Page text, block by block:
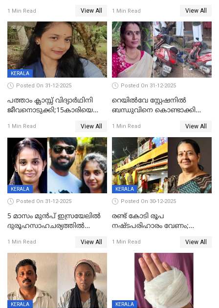
സംഭവം കൈതപ്പൊയിലില്‍
1 Min Read View All 1 Min Read View All
KERALA
Posted On 31-12-2025
പത്താം ക്ലാസ്സ് വിദ്യാര്‍ഥിനി
ജീവനൊടുക്കി;15കാരിയെ
കിടപ്പുമുറിയില്‍ തൂങ്ങി മരിച്ച
നിലയിൽ
1 Min Read View All
Posted On 31-12-2025
റെയിൽവേ സ്റ്റേഷനിൽ
ബന്ധുവിനെ കൊണ്ടാക്കി
ലോറി സ്കൂട്ടറിൽ ഇടിച്ചു :
യുവതിക്ക് ദാരുണാന്ത്യം
1 Min Read View All
KERALA
Posted On 31-12-2025
5 മാസം മുൻപ് ഇസ്രയേലിൽ
ദുരൂഹസാഹചര്യത്തിൽ
മലയാളി യുവാവിന്റെ ഭാര്യയും
മരിച്ചു
1 Min Read View All
KERALA
Posted On 30-12-2025
രണ്ട് കോടി രൂപ
നഷ്ടപരിഹാരം വേണം;
നോട്ടീസയച്ച് ഉമാ തോമസ്
1 Min Read View All
KERALA KERALA